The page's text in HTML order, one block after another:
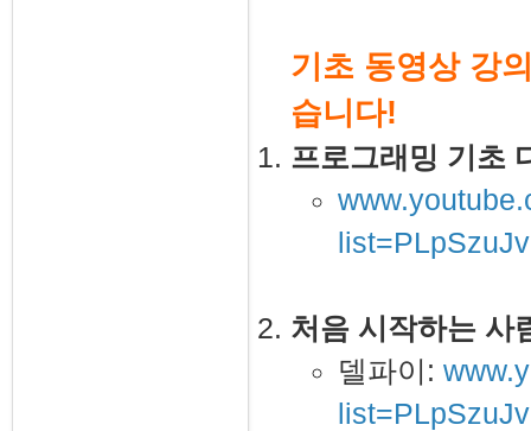
기초 동영상 강
습니다!
프로그래밍 기초
처음 시작하는 사
델파이: